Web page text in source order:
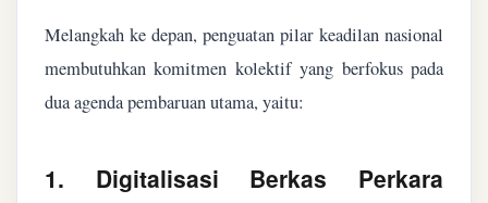
Melangkah ke depan, penguatan pilar keadilan nasional
membutuhkan komitmen kolektif yang berfokus pada
dua agenda pembaruan utama, yaitu:
1. Digitalisasi Berkas Perkara